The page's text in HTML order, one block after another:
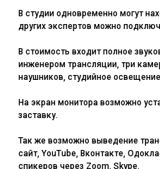
В студии одновременно могут
других экспертов можно
В стоимость входит полное
инженером трансляции, три
наушников, студийное
На экран монитора возможно
заставку.
Так же возможно выведение
сайт, YouTube, Вконтакте,
спикеров через Zoom, Skype.